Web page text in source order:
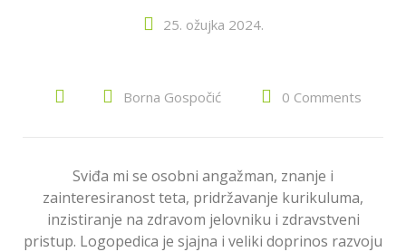
25. ožujka 2024.
Borna Gospočić 0 Comments
Sviđa mi se osobni angažman, znanje i
zainteresiranost teta, pridržavanje kurikuluma,
inzistiranje na zdravom jelovniku i zdravstveni
pristup. Logopedica je sjajna i veliki doprinos razvoju